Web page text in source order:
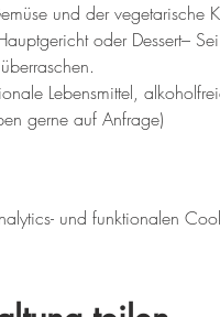
und der vegetarische
oder Dessert–
Lebensmittel,
gerne auf Anfrage)
und funktionalen